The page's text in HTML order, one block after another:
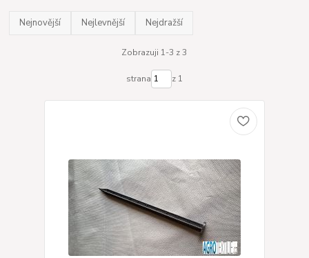
Nejnovější Nejlevnější Nejdražší
Zobrazuji 1-3 z 3
strana z 1